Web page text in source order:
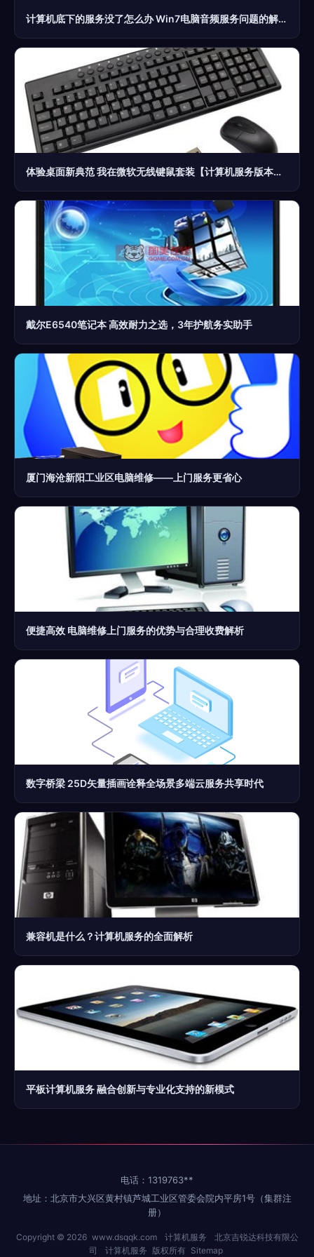
计算机底下的服务没了怎么办 Win7电脑音频服务问题的解决指南
体验桌面新典范 我在微软无线键鼠套装【计算机服务版本】中的流畅满足感
戴尔E6540笔记本 高效耐力之选，3年护航务实助手
厦门海沧新阳工业区电脑维修——上门服务更省心
便捷高效 电脑维修上门服务的优势与合理收费解析
数字桥梁 25D矢量插画诠释全场景多端云服务共享时代
兼容机是什么？计算机服务的全面解析
平板计算机服务 融合创新与专业化支持的新模式
电话：1319763**
地址：北京市大兴区黄村镇芦城工业区管委会院内平房1号（集群注
册）
Copyright © 2026 www.dsqqk.com 计算机服务
北京吉锐达科技有限公
司
计算机服务 版权所有 Sitemap